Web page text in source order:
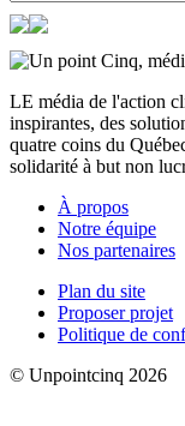
LE média de l'action
inspirantes, des
quatre coins du
solidarité à but non
À propos
Notre équipe
Nos partenaires
Plan du site
Proposer projet
Politique de
© Unpointcinq 2026